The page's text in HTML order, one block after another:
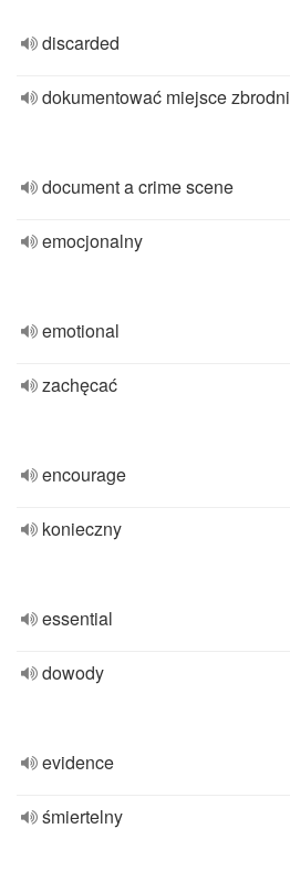
discarded
dokumentować miejsce zbrodni
document a crime scene
emocjonalny
emotional
zachęcać
encourage
konieczny
essential
dowody
evidence
śmiertelny